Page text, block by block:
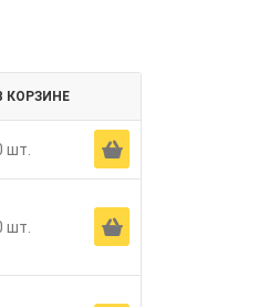
КОРЗИНЕ
шт. Ä
шт. Ä